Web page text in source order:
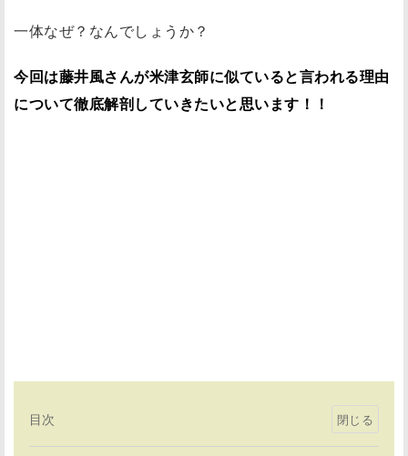
一体なぜ？なんでしょうか？
今回は藤井風さんが米津玄師に似ていると言われる理由
について徹底解剖していきたいと思います！！
目次